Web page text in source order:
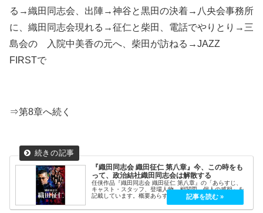
る→織田同志会、出陣→神谷と黒田の決着→八央会事務所
に、織田同志会現れる→征仁と柴田、電話でやりとり→三
島会の 入院中美香の元へ、柴田が訪ねる→JAZZ
FIRSTで
⇒第8章へ続く
『織田同志会 織田征仁 第八章』今、この時をも
って、政治結社織田同志会は解散する
任侠作品『織田同志会 織田征仁 第八章』の「あらすじ、
キャスト・スタッフ、登場人物、相関図、個人の感想」を
記載しています。概要あらすじ一つの火種が横浜を飲み込
む大火となった。渦中の織田征仁（的場浩司）は過去に因
縁を持つ赤城組の柴田元成(高杉...